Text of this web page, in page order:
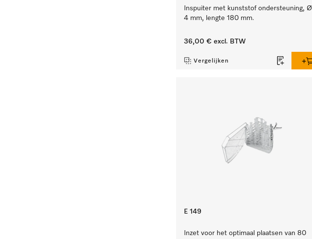
Inspuiter met kunststof ondersteuning, Ø
4 mm, lengte 180 mm.
36,00 € excl. BTW
Vergelijken
E 149
Inzet voor het optimaal plaatsen van 80